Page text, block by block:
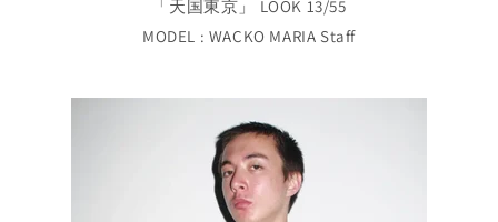
「天国東京」 LOOK 13/55
MODEL : WACKO MARIA Staff